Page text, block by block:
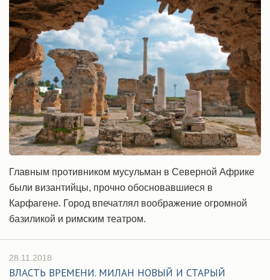
Главным противником мусульман в Северной Африке
были византийцы, прочно обосновавшиеся в
Карфагене. Город впечатлял воображение огромной
базиликой и римским театром.
28.11.2018
ВЛАСТЬ ВРЕМЕНИ. МИЛАН НОВЫЙ И СТАРЫЙ